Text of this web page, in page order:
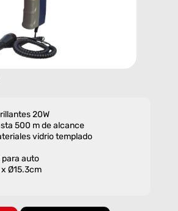
20W
500 m de alcance
vidrio templado
para auto
x Ø15.3cm